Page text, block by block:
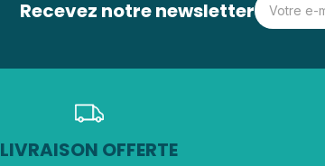
Recevez notre newsletter
LIVRAISON OFFERTE